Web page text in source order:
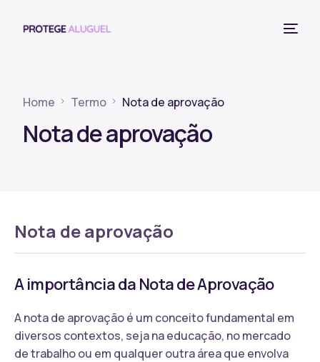
Home Termo Nota de aprovação
Nota de aprovação
Nota de aprovação
A importância da Nota de Aprovação
A nota de aprovação é um conceito fundamental em
diversos contextos, seja na educação, no mercado
de trabalho ou em qualquer outra área que envolva